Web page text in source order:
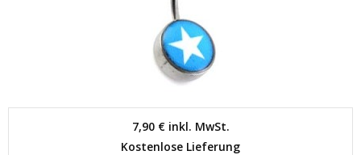
7,90 €inkl. MwSt.
Kostenlose Lieferung